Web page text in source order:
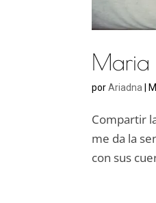
Maria
porAriadna
Compartir
me da la
con sus